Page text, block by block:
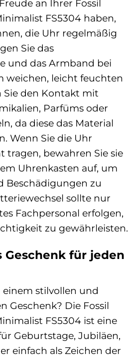
an Ihrer Fossil
FS5304 haben,
die Uhr regelmäßig
Sie das
und das Armband bei
weichen, leicht feuchten
Sie den Kontakt mit
Parfüms oder
da diese das Material
Wenn Sie die Uhr
tragen, bewahren Sie sie
Uhrenkasten auf, um
Beschädigungen zu
sollte nur
Fachpersonal erfolgen,
zu gewährleisten.
Geschenk für jeden
einem stilvollen und
Geschenk? Die Fossil
FS5304 ist eine
Geburtstage, Jubiläen,
einfach als Zeichen der